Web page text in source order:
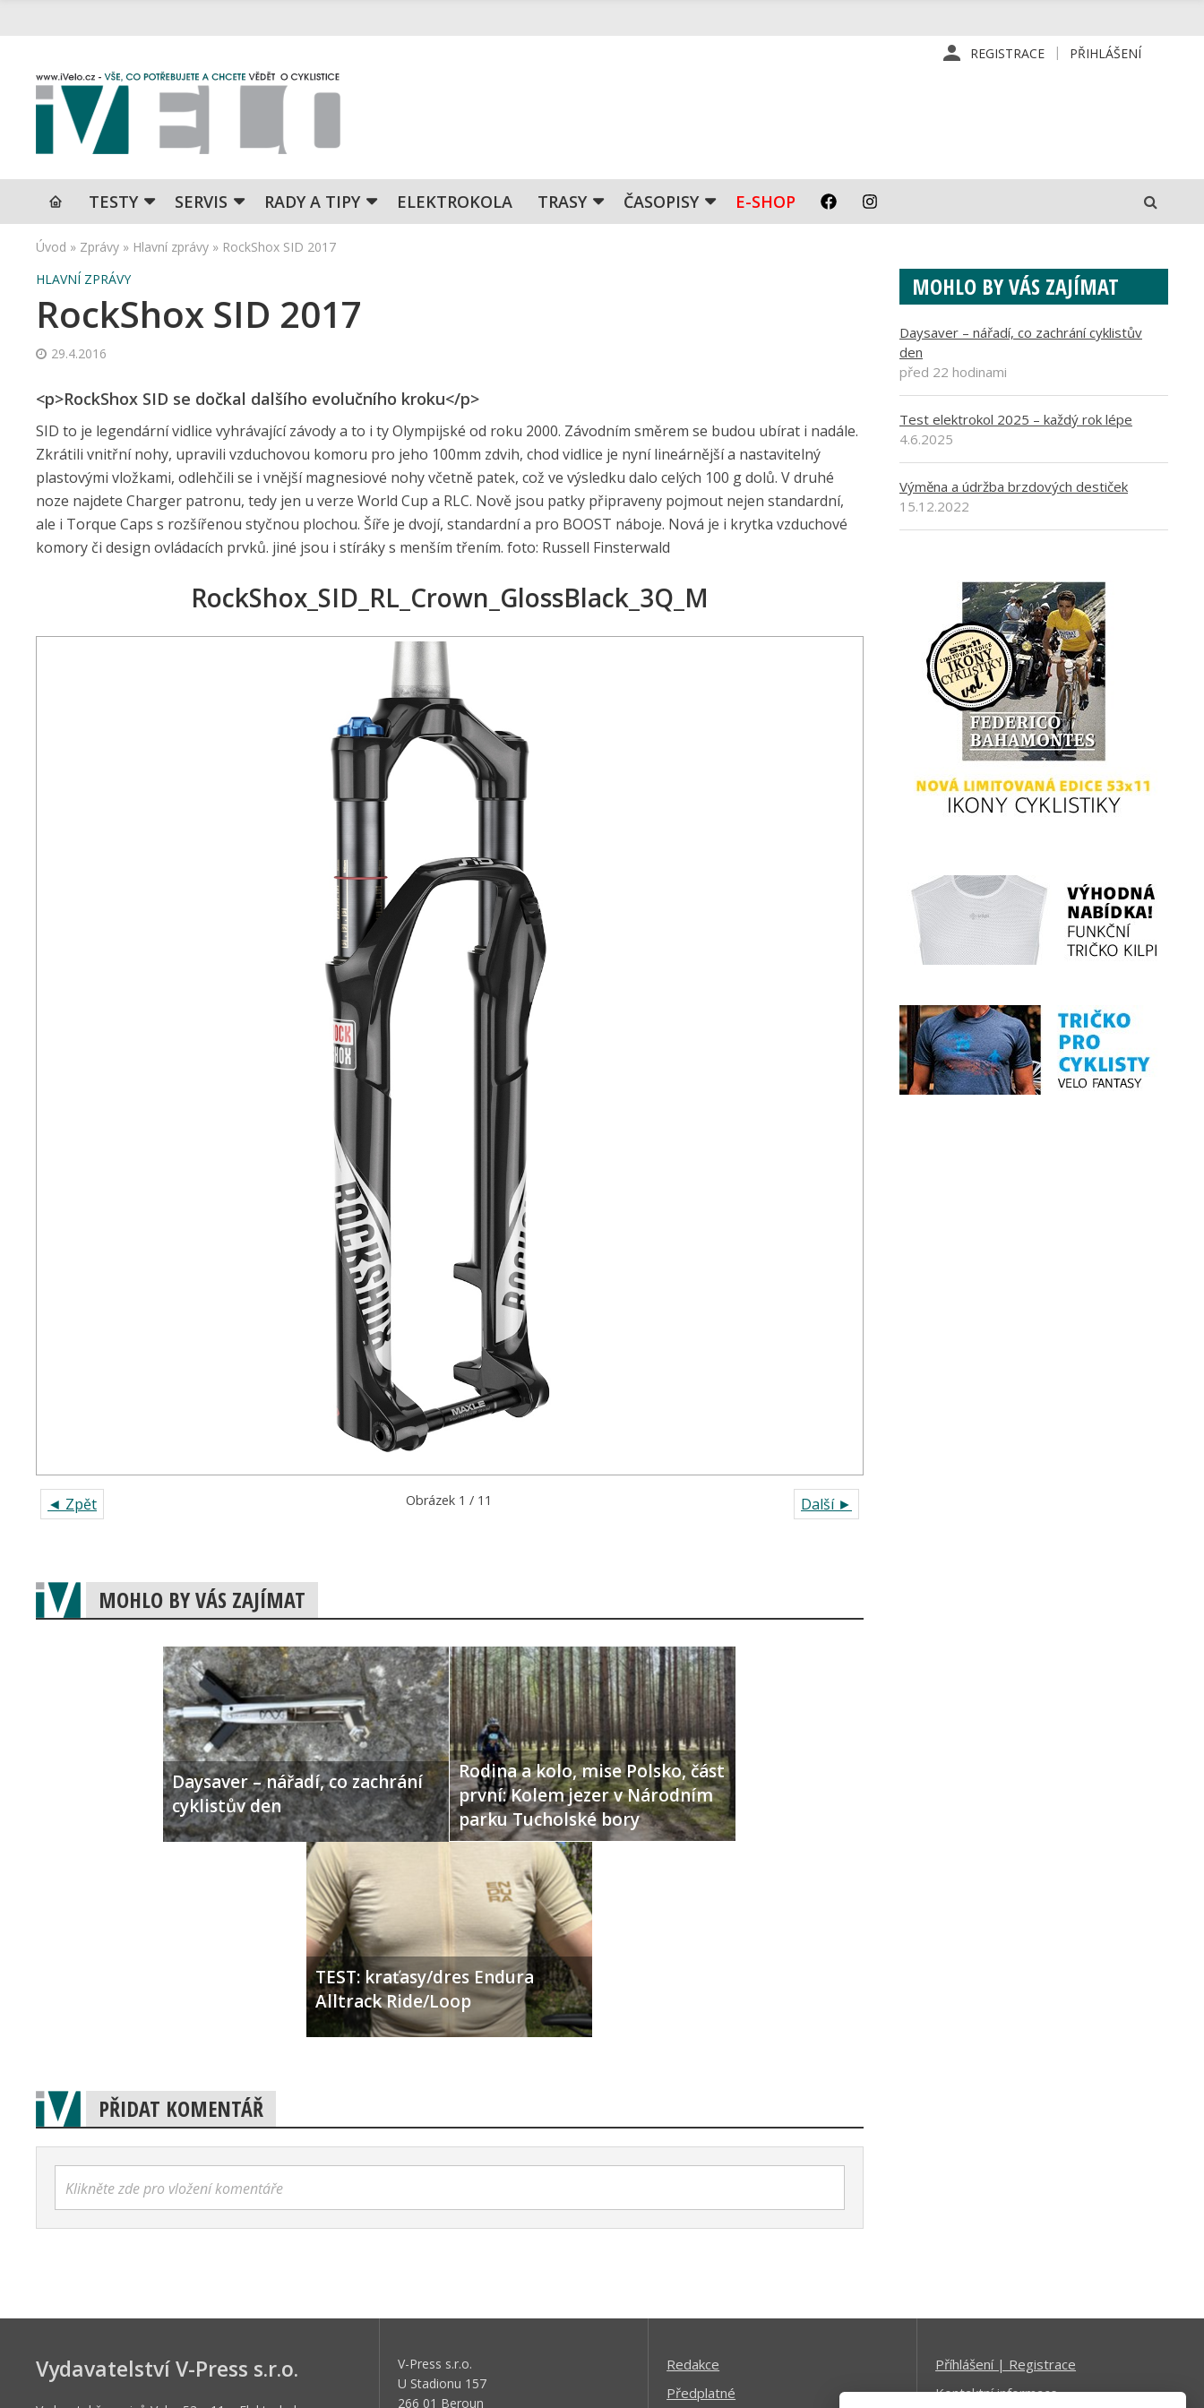
REGISTRACE PŘIHLÁŠENÍ
TESTY SERVIS RADY A TIPY ELEKTROKOLA TRASY ČASOPISY E-SHOP
Úvod » Zprávy » Hlavní zprávy » RockShox SID 2017
HLAVNÍ ZPRÁVY
RockShox SID 2017
29.4.2016
<p>RockShox SID se dočkal dalšího evolučního kroku</p>
SID to je legendární vidlice vyhrávající závody a to i ty Olympijské od roku 2000. Závodním směrem se budou ubírat i nadále.
Zkrátili vnitřní nohy, upravili vzduchovou komoru pro jeho 100mm zdvih, chod vidlice je nyní lineárnější a nastavitelný
plastovými vložkami, odlehčili se i vnější magnesiové nohy včetně patek, což ve výsledku dalo celých 100 g dolů. V druhé
noze najdete Charger patronu, tedy jen u verze World Cup a RLC. Nově jsou patky připraveny pojmout nejen standardní,
ale i Torque Caps s rozšířenou styčnou plochou. Šíře je dvojí, standardní a pro BOOST náboje. Nová je i krytka vzduchové
komory či design ovládacích prvků. jiné jsou i stíráky s menším třením. foto: Russell Finsterwald
RockShox_SID_RL_Crown_GlossBlack_3Q_M
◄ Zpět Další ►
Obrázek 1 / 11
MOHLO BY VÁS ZAJÍMAT
Daysaver – nářadí, co zachrání
cyklistův den
Rodina a kolo, mise Polsko, část
první: Kolem jezer v Národním
parku Tucholské bory
TEST: kraťasy/dres Endura
Alltrack Ride/Loop
PŘIDAT KOMENTÁŘ
Klikněte zde pro vložení komentáře
MOHLO BY VÁS ZAJÍMAT
Daysaver – nářadí, co zachrání cyklistův
den
před 22 hodinami
Test elektrokol 2025 – každý rok lépe
4.6.2025
Výměna a údržba brzdových destiček
15.12.2022
Vydavatelství V-Press s.r.o.
V-Press s.r.o.
U Stadionu 157
266 01 Beroun
Redakce
Předplatné
Příhlášení | Registrace
Kontaktní informace